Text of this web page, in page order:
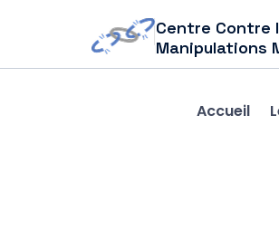
Centre Contre
Manipulations
Accueil